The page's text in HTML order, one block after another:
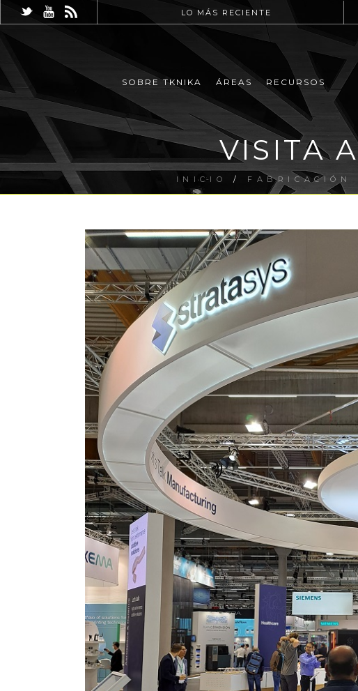
LO MÁS RECIENTE
SOBRE TKNIKA ÁREAS RECURSOS
VISITA
INICIO / FABRICACIÓN